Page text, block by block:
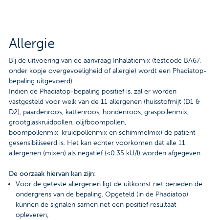
Afspraak maken
Locaties
Praktische informatie
Trombosedienst
Allergie
Bij de uitvoering van de aanvraag Inhalatiemix (testcode BA67,
onder kopje overgevoeligheid of allergie) wordt een Phadiatop-
bepaling uitgevoerd).
Indien de Phadiatop-bepaling positief is, zal er worden
vastgesteld voor welk van de 11 allergenen (huisstofmijt (D1 &
D2), paardenroos, kattenroos, hondenroos, graspollenmix,
grootglaskruidpollen, olijfboompollen,
boompollenmix, kruidpollenmix en schimmelmix) de patiënt
gesensibiliseerd is. Het kan echter voorkomen dat alle 11
allergenen (mixen) als negatief (<0.35 kU/l) worden afgegeven.
De oorzaak hiervan kan zijn:
Voor de geteste allergenen ligt de uitkomst net beneden de
ondergrens van de bepaling. Opgeteld (in de Phadiatop)
kunnen de signalen samen net een positief resultaat
opleveren;